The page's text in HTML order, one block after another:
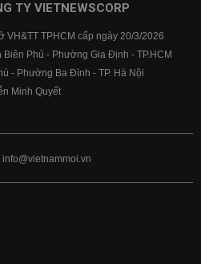
TY VIETNEWSCORP
VH&TT TPHCM cấp ngày 20/3/2026
Phủ - Phường Gia Định - TP.HCM
- Phường Ba Đình - TP. Hà Nội
Minh Quyết
info@vietnammoi.vn